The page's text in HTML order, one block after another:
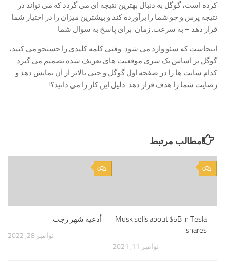
کرده است، گوگل به دنبال بهترین نتیجه ای می گردد که می تواند در
نتیجه پرس و جو شما را برآورده کند و بیشترین میزان را در اختیار شما
قرار دهد – به سرعت. زمان. برای پاسخ به سوال شما
اینجاست که سئو وارد می شود. وقتی کلمه کلیدی را جستجو می کنید،
گوگل بر اساس یک سری موقعیت های تعریف شده تصمیم می گیرد
کدام سایت ها را در صفحه اول گوگل و حتی بالاتر از آن نمایش دهد و
رضایت شما را هدف قرار دهد. دلیل این کار را می دانید؟!
مطالب مرتبط
0
أدعية شهر رجب
نوامبر 28, 2022
0
Musk sells about $5B in Tesla
shares
نوامبر 11, 2021